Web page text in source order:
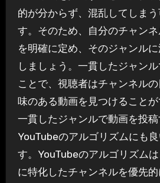
的が分からず、混乱してしま
す。そのため、自分のチャン
を明確に定め、そのジャンル
しましょう。一貫したジャン
ことで、視聴者はチャンネル
味のある動画を見つけることが
一貫したジャンルで動画を投稿
YouTubeのアルゴリズムにも
す。YouTubeのアルゴリズム
に特化したチャンネルを優先